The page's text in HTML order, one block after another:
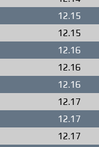
12.15
12.15
12.16
12.16
12.16
12.17
12.17
12.17